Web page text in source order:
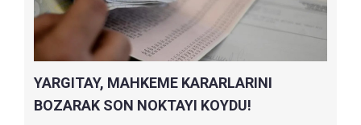
YARGITAY, MAHKEME KARARLARINI
BOZARAK SON NOKTAYI KOYDU!